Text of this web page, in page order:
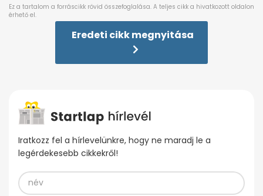
Eredeti cikk megnyitása
Iratkozz fel a hírlevelünkre, hogy ne maradj le a
legérdekesebb cikkekről!